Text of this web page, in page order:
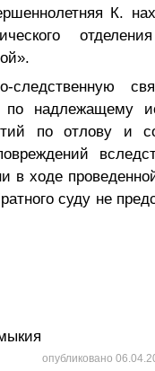
К.
следственную
по надлежащему
по отлову и
в ходе
суду не
опубликовано